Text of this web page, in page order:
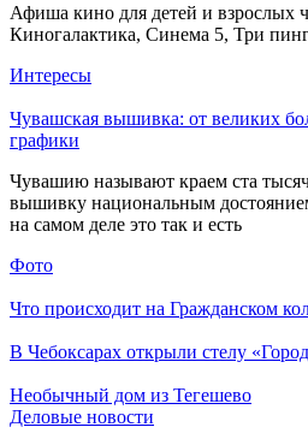
Афиша кино для детей и взрослых
Киногалактика, Синема 5, Три
Интересы
Чувашская вышивка: от великих
графики
Чувашию называют краем ста
вышивку национальным
на самом деле это так и есть
Фото
Что происходит на Гражданском
В Чебоксарах открыли стелу
Необычный дом из Тегешево
Деловые новости